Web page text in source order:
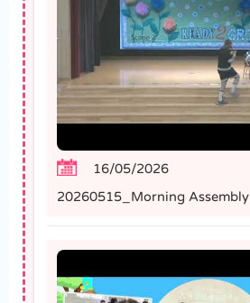
16/05/2026
20260515_Morning Assembly